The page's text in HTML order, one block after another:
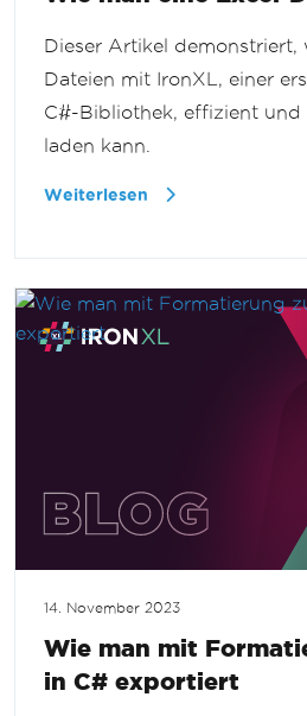
Dieser Artikel demonstriert,
Dateien mit IronXL, einer
C#-Bibliothek, effizient und
laden kann.
Weiterlesen
14. November 2023
Wie man mit
in C# exportiert